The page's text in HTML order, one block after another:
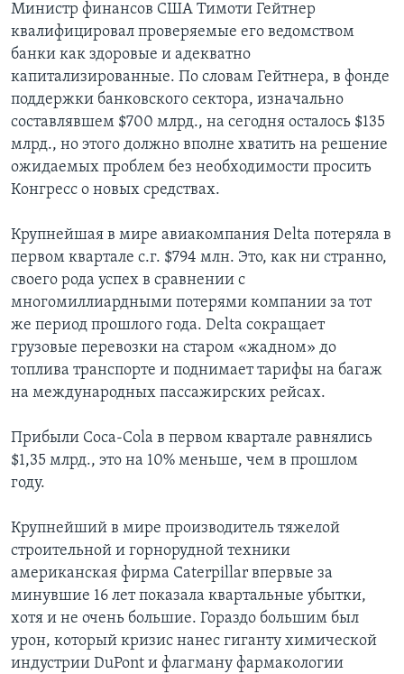
Министр финансов США Тимоти Гейтнер
квалифицировал проверяемые его ведомством
банки как здоровые и адекватно
капитализированные. По словам Гейтнера, в фонде
поддержки банковского сектора, изначально
составлявшем $700 млрд., на сегодня осталось $135
млрд., но этого должно вполне хватить на решение
ожидаемых проблем без необходимости просить
Конгресс о новых средствах.
Крупнейшая в мире авиакомпания Delta потеряла в
первом квартале с.г. $794 млн. Это, как ни странно,
своего рода успех в сравнении с
многомиллиардными потерями компании за тот
же период прошлого года. Delta сокращает
грузовые перевозки на старом «жадном» до
топлива транспорте и поднимает тарифы на багаж
на международных пассажирских рейсах.
Прибыли Coca-Cola в первом квартале равнялись
$1,35 млрд., это на 10% меньше, чем в прошлом
году.
Крупнейший в мире производитель тяжелой
строительной и горнорудной техники
американская фирма Caterpillar впервые за
минувшие 16 лет показала квартальные убытки,
хотя и не очень большие. Гораздо большим был
урон, который кризис нанес гиганту химической
индустрии DuPont и флагману фармакологии